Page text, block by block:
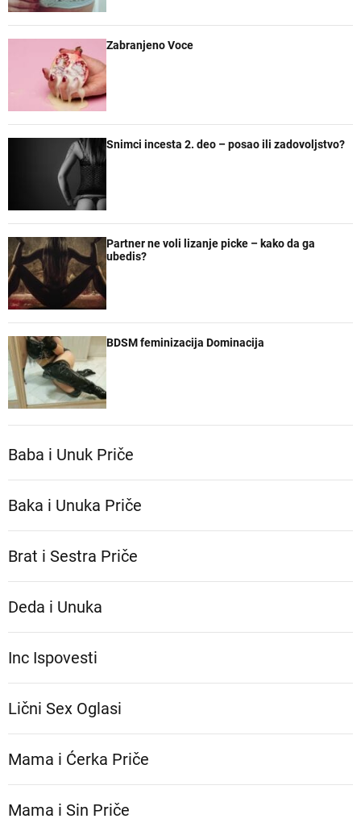
Zabranjeno Voce
Snimci incesta 2. deo – posao ili zadovoljstvo?
Partner ne voli lizanje picke – kako da ga
ubedis?
BDSM feminizacija Dominacija
Baba i Unuk Priče
Baka i Unuka Pričе
Brat i Sestra Priče
Deda i Unuka
Inc Ispovesti
Lični Sex Oglasi
Mama i Ćerka Priče
Mama i Sin Priče